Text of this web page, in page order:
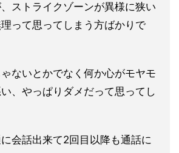
ストライクゾーンが異様に狭い
って思ってしまう 方ばかりで
ゃないとかでなく何か心がモヤモ
、やっぱりダメだって思ってし
会話出来て2回目以降も通話に